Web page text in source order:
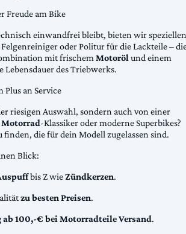
Freude am Bike
einwandfrei bleibt, bieten wir speziellen
oder Politur für die Lackteile –
mit frischemMotorölund einem
Lebensdauer des Triebwerks.
an Service
riesigen Auswahl, sondern auch von einer
-Klassiker oder moderne Superbikes?
die für dein Modell zugelassen sind.
Blick:
bis Z wieZündkerzen.
zu besten Preisen.
100,-€ bei Motorradteile Versand.